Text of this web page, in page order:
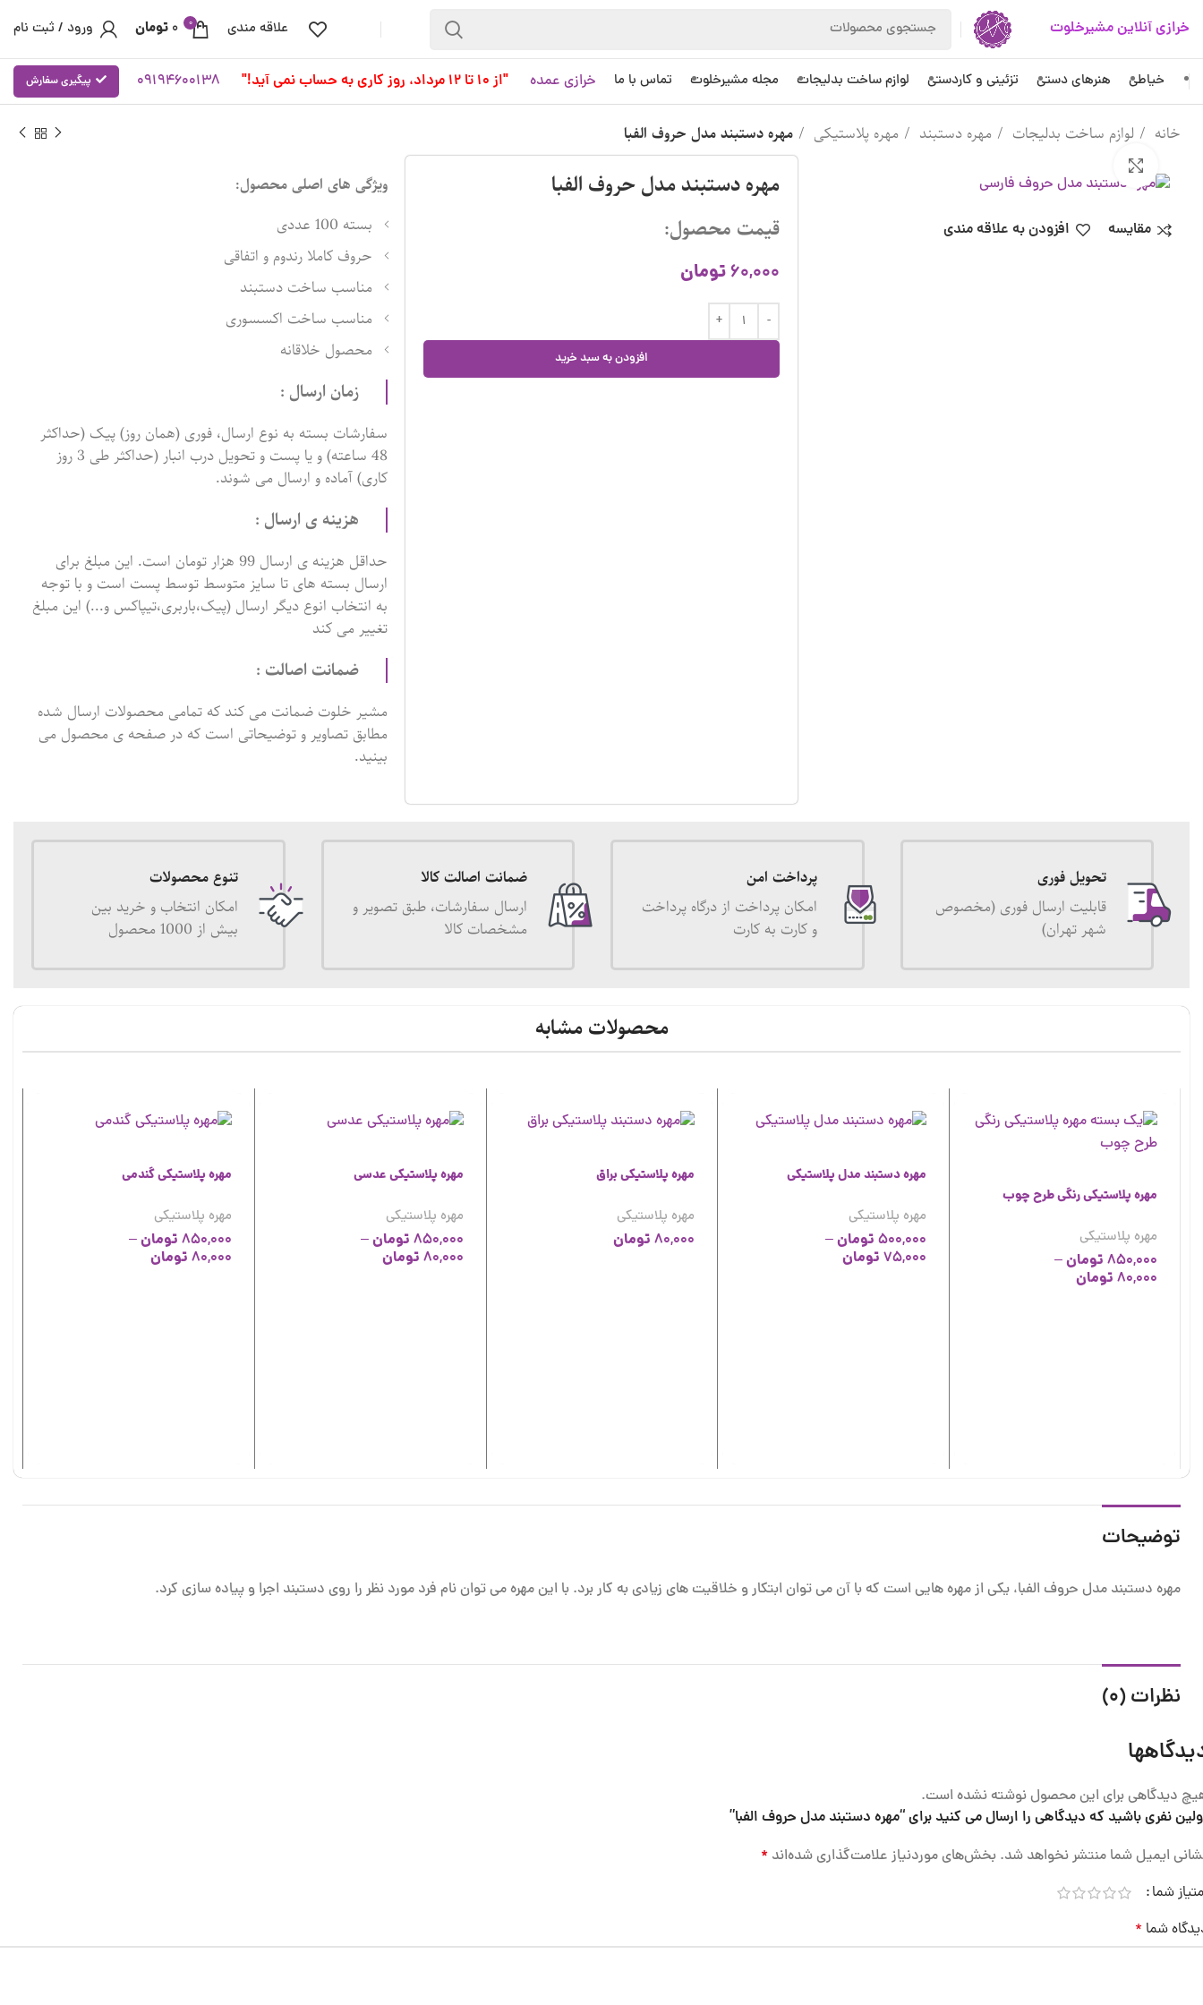
خرازی آنلاین مشیرخلوت علاقه مندی 0
0 تومان ورود / ثبت نام
خیاطی هنرهای دستی تزئینی و کاردستی لوازم ساخت بدلیجات مجله مشیرخلوت تماس با ما خرازی عمده "از 10 تا 12 مرداد، روز کاری به حساب نمی آید!" 09194600138 پیگیری سفارش
خانه لوازم ساخت بدلیجات مهره دستبند مهره پلاستیکی مهره دستبند مدل حروف الفبا
مقایسه افزودن به علاقه مندی
مهره دستبند مدل حروف الفبا
قیمت محصول:
60,000تومان
افزودن به سبد خرید
ویژگی های اصلی محصول:
بسته 100 عددی
حروف کاملا رندوم و اتفاقی
مناسب ساخت دستبند
مناسب ساخت اکسسوری
محصول خلاقانه
زمان ارسال :
سفارشات بسته به نوع ارسال، فوری (همان روز) پیک (حداکثر
48 ساعته) و یا پست و تحویل درب انبار (حداکثر طی 3 روز
کاری) آماده و ارسال می شوند.
هزینه ی ارسال :
حداقل هزینه ی ارسال 99 هزار تومان است. این مبلغ برای
ارسال بسته های تا سایز متوسط توسط پست است و با توجه
به انتخاب انوع دیگر ارسال (پیک،باربری،تیپاکس و...) این مبلغ
تغییر می کند
ضمانت اصالت :
مشیر خلوت ضمانت می کند که تمامی محصولات ارسال شده
مطابق تصاویر و توضیحاتی است که در صفحه ی محصول می
بینید.
تحویل فوری
قابلیت ارسال فوری (مخصوص
شهر تهران)
پرداخت امن
امکان پرداخت از درگاه پرداخت
و کارت به کارت
ضمانت اصالت کالا
ارسال سفارشات، طبق تصویر و
مشخصات کالا
تنوع محصولات
امکان انتخاب و خرید بین
بیش از 1000 محصول
محصولات مشابه
مهره پلاستیکی رنگی طرح چوب
مهره پلاستیکی
850,000 تومان–
80,000 تومان
مهره دستبند مدل پلاستیکی
مهره پلاستیکی
500,000 تومان–
75,000 تومان
مهره پلاستیکی براق
مهره پلاستیکی
80,000 تومان
مهره پلاستیکی عدسی
مهره پلاستیکی
850,000 تومان–
80,000 تومان
مهره پلاستیکی گندمی
مهره پلاستیکی
850,000 تومان–
80,000 تومان
توضیحات
مهره دستبند مدل حروف الفبا، یکی از مهره هایی است که با آن می توان ابتکار و خلاقیت های زیادی به کار برد. با این مهره می توان نام فرد مورد نظر را روی دستبند اجرا و پیاده سازی کرد.
نظرات (0)
دیدگاهی برای این محصول نوشته نشده است.
نفری باشید که دیدگاهی را ارسال می کنید برای “مهره دستبند مدل حروف الفبا”
ایمیل شما منتشر نخواهد شد. بخش‌های موردنیاز علامت‌گذاری شده‌اند *
شما
شما *